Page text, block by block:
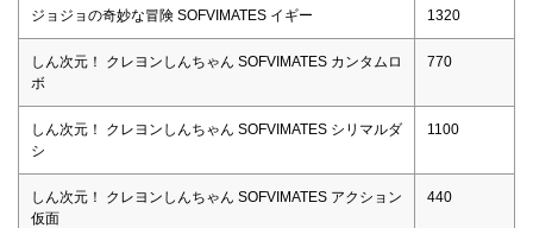
ジョジョの奇妙な冒険 SOFVIMATES イギー 1320
しん次元！ クレヨンしんちゃん SOFVIMATES カンタムロ
ボ
770
しん次元！ クレヨンしんちゃん SOFVIMATES シリマルダ
シ
1100
しん次元！ クレヨンしんちゃん SOFVIMATES アクション
仮面
440